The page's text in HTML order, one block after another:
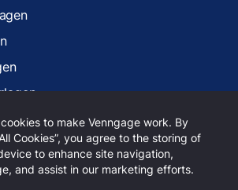
to make Venngage work. By
Cookies”, you agree to the storing of
to enhance site navigation,
and assist in our marketing efforts.